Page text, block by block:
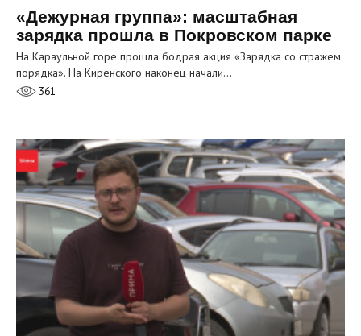
«Дежурная группа»: масштабная
зарядка прошла в Покровском парке
На Караульной горе прошла бодрая акция «Зарядка со стражем
порядка». На Киренского наконец начали…
361